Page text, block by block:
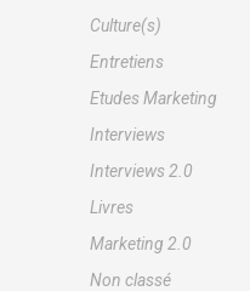
Culture(s)
Entretiens
Etudes Marketing
Interviews
Interviews 2.0
Livres
Marketing 2.0
Non classé